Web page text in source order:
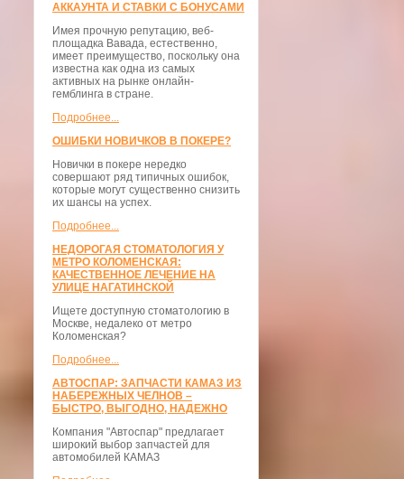
АККАУНТА И СТАВКИ С БОНУСАМИ
Имея прочную репутацию, веб-
площадка Вавада, естественно,
имеет преимущество, поскольку она
известна как одна из самых
активных на рынке онлайн-
гемблинга в стране.
Подробнее...
ОШИБКИ НОВИЧКОВ В ПОКЕРЕ?
Новички в покере нередко
совершают ряд типичных ошибок,
которые могут существенно снизить
их шансы на успех.
Подробнее...
НЕДОРОГАЯ СТОМАТОЛОГИЯ У
МЕТРО КОЛОМЕНСКАЯ:
КАЧЕСТВЕННОЕ ЛЕЧЕНИЕ НА
УЛИЦЕ НАГАТИНСКОЙ
Ищете доступную стоматологию в
Москве, недалеко от метро
Коломенская?
Подробнее...
АВТОСПАР: ЗАПЧАСТИ КАМАЗ ИЗ
НАБЕРЕЖНЫХ ЧЕЛНОВ –
БЫСТРО, ВЫГОДНО, НАДЕЖНО
Компания "Автоспар" предлагает
широкий выбор запчастей для
автомобилей КАМАЗ